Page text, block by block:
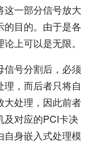
这一部分信号放大
的目的。由于是各
上可以是无限。
信号分割后，必须
，而后者只将自
大处理，因此前者
及对应的PCI卡决
自身嵌入式处理模